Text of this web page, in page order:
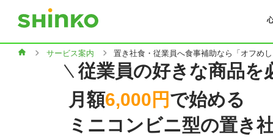
サービス案内 置き社食・従業員へ食事補助なら「オフめし
従業員の好きな商品を
月額6,000円で始める
ミニコンビニ型の置き